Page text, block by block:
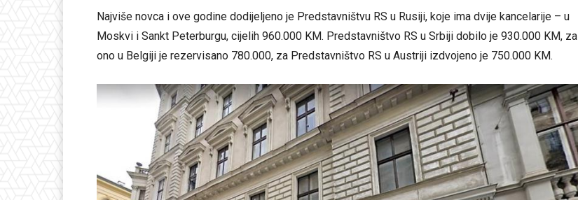
Najviše novca i ove godine dodijeljeno je Predstavništvu RS u Rusiji, koje ima dvije kancelarije – u
Moskvi i Sankt Peterburgu, cijelih 960.000 KM. Predstavništvo RS u Srbiji dobilo je 930.000 KM, za
ono u Belgiji je rezervisano 780.000, za Predstavništvo RS u Austriji izdvojeno je 750.000 KM.